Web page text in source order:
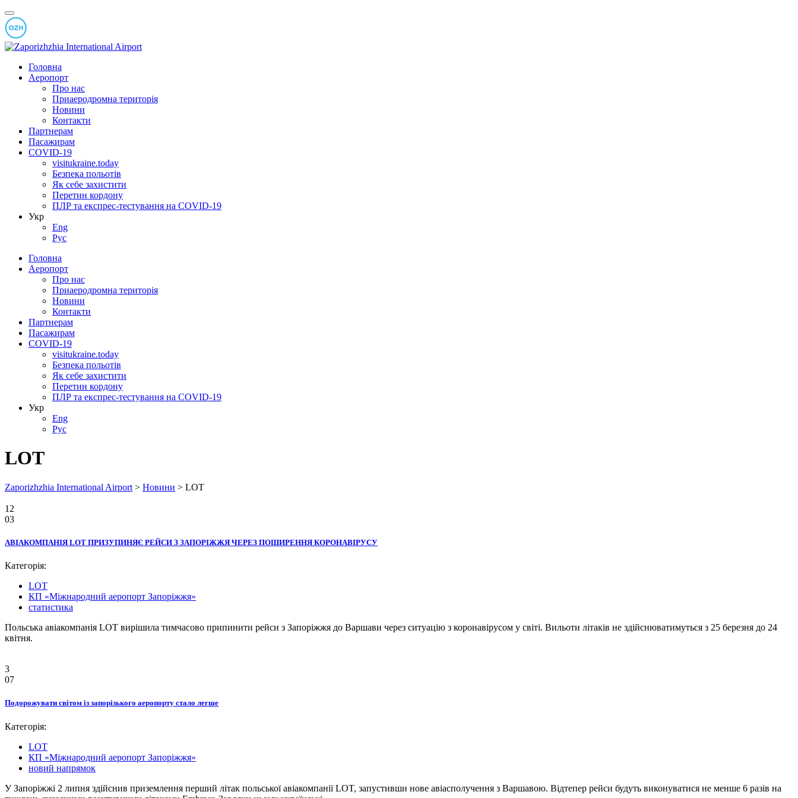
Головна
Аеропорт
Про нас
Приаеродромна територія
Новини
Контакти
Партнерам
Пасажирам
COVID-19
visitukraine.today
Безпека польотів
Як себе захистити
Перетин кордону
ПЛР та експрес-тестування на COVID-19
Укр
Eng
Рус
Головна
Аеропорт
Про нас
Приаеродромна територія
Новини
Контакти
Партнерам
Пасажирам
COVID-19
visitukraine.today
Безпека польотів
Як себе захистити
Перетин кордону
ПЛР та експрес-тестування на COVID-19
Укр
Eng
Рус
LOT
Zaporizhzhia International Airport > Новини > LOT
12
03
АВІАКОМПАНІЯ LOT ПРИЗУПИНЯЄ РЕЙСИ З ЗАПОРІЖЖЯ ЧЕРЕЗ ПОШИРЕННЯ КОРОНАВІРУСУ
Категорія:
LOT
КП «Міжнародний аеропорт Запоріжжя»
статистика
Польська авіакомпанія LOT вирішила тимчасово припинити рейси з Запоріжжя до Варшави через ситуацію з коронавірусом у світі. Вильоти літаків не здійснюватимуться з 25 березня до 24
квітня.
3
07
Подорожувати світом із запорізького аеропорту стало легше
Категорія:
LOT
КП «Міжнародний аеропорт Запоріжжя»
новий напрямок
У Запоріжжі 2 липня здійснив приземлення перший літак польської авіакомпанії LOT, запустивши нове авіасполучення з Варшавою. Відтепер рейси будуть виконуватися не менше 6 разів на